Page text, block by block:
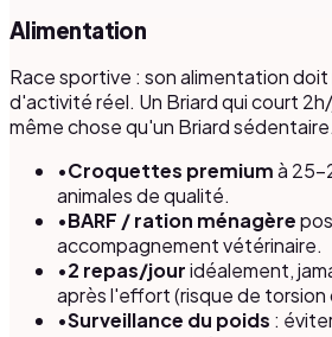
Alimentation
Race sportive : son alimentation
d'activité réel. Un Briard qui court
même chose qu'un Briard sédentaire.
•Croquettes premiumà
animales de qualité.
•BARF / ration ménagère
accompagnement vétérinaire.
•2 repas/jouridéalement,
après l'effort (risque de
•Surveillance du poids :